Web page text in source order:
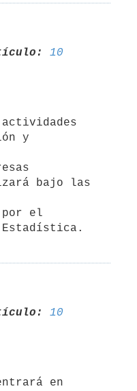
10
y
bajo las
por el
10